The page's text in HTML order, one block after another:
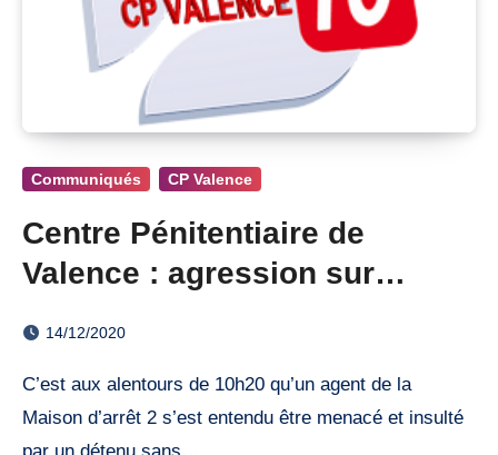
Communiqués CP Valence
Centre Pénitentiaire de
Valence : agression sur
14/12/2020
C’est aux alentours de 10h20 qu’un agent de la
Maison d’arrêt 2 s’est entendu être menacé et insulté
par un détenu sans…